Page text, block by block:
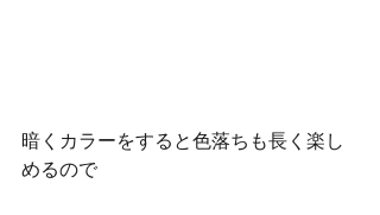
暗くカラーをすると色落ちも長く楽し
めるので